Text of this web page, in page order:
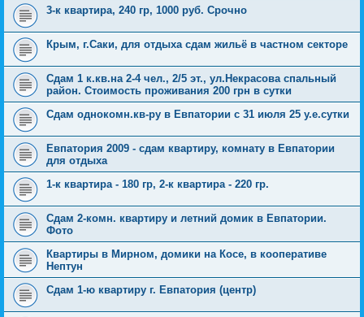
3-к квартира, 240 гр, 1000 руб. Срочно
Крым, г.Саки, для отдыха сдам жильё в частном секторе
Сдам 1 к.кв.на 2-4 чел., 2/5 эт., ул.Некрасова спальный
район. Стоимость проживания 200 грн в сутки
Сдам однокомн.кв-ру в Евпатории с 31 июля 25 у.е.сутки
Евпатория 2009 - сдам квартиру, комнату в Евпатории
для отдыха
1-к квартира - 180 гр, 2-к квартира - 220 гр.
Сдам 2-комн. квартиру и летний домик в Евпатории.
Фото
Квартиры в Мирном, домики на Косе, в кооперативе
Нептун
Сдам 1-ю квартиру г. Евпатория (центр)